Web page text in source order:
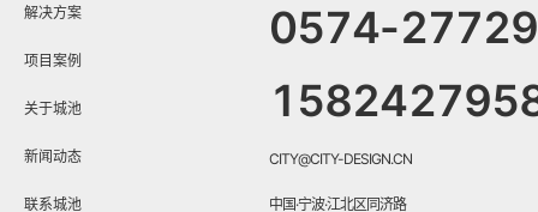
解决方案
项目案例
关于城池
新闻动态
联系城池
0574-
CITY@CITY-DESIGN.CN
中国·宁波·江北区同济路